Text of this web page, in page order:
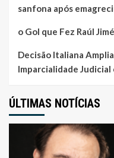
sanfona após
o Gol que Fez Raúl
Decisão Italiana
Imparcialidade Judicial
ÚLTIMAS NOTÍCIAS